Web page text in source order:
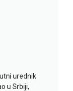
urednik
u Srbiji,